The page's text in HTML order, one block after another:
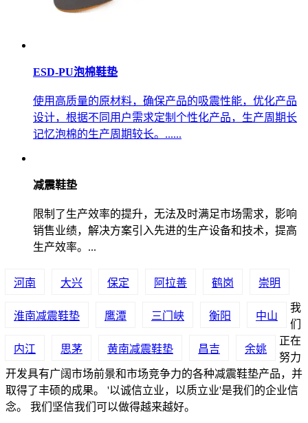
ESD-PU泡棉鞋垫
使用高质量的原材料，确保产品的吸震性能，优化产品
设计，根据不同用户需求定制个性化产品，生产周期长
记忆泡棉的生产周期较长。......
减震鞋垫
限制了生产效率的提升，无法及时满足市场需求，影响
销售业绩，解决方案引入先进的生产设备和技术，提高
生产效率。...
河南 大兴 保定 阿拉善 鹤岗 崇明
淮南减震鞋垫 鹰潭 三门峡 衡阳 中山
内江 思茅 黄南减震鞋垫 昌吉 余姚
我
们
正在
努力
开发具有广阔市场前景和市场竞争力的各种减震鞋垫产品，并
取得了丰硕的成果。 '以诚信立业，以质立业'是我们的企业信
念。 我们坚信我们可以做得越来越好。